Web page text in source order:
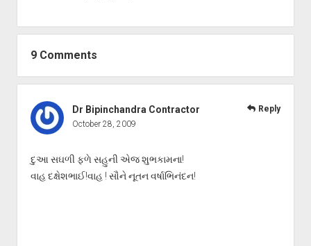
9 Comments
Dr Bipinchandra Contractor
October 28, 2009
દુઆ સઘળી ફળે સહુની એજ શુભકામના!
વાહ દક્ષેશભાઈ!વાહ ! સૌને નૂતન વર્ષાભિનંદન!
Reply